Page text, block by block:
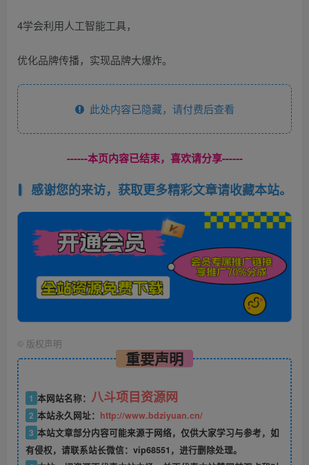
4学会利用人工智能工具，
优化品牌传播，实现品牌大爆炸。
此处内容已隐藏，请付费后查看
------本页内容已结束，喜欢请分享------
感谢您的来访，获取更多精彩文章请收藏本站。
© 版权声明
重要声明
1 本网站名称： 八斗项目资源网
2 本站永久网址： http://www.bdziyuan.cn/
3 本站文章部分内容可能来源于网络，仅供大家学习与参考，如
有侵权，请联系站长微信：vip68551，进行删除处理。